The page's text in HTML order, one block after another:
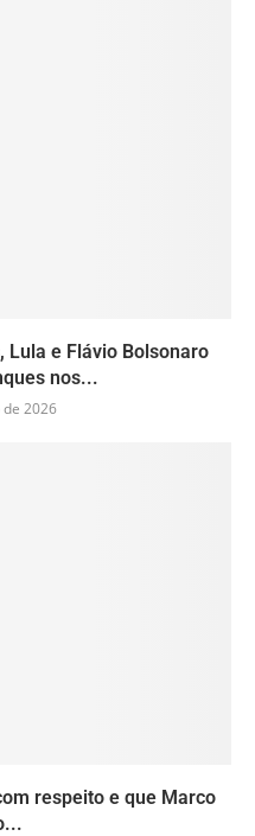
Lula e Flávio Bolsonaro
nos...
2026
respeito e que Marco